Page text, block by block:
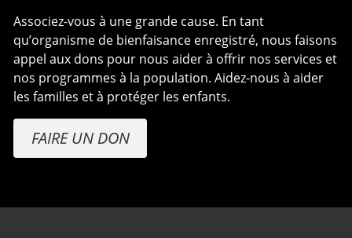
Associez-vous à une grande cause. En tant
qu’organisme de bienfaisance enregistré, nous faisons
appel aux dons pour nous aider à offrir nos services et
nos programmes à la population. Aidez-nous à aider
les familles et à protéger les enfants.
FAIRE UN DON